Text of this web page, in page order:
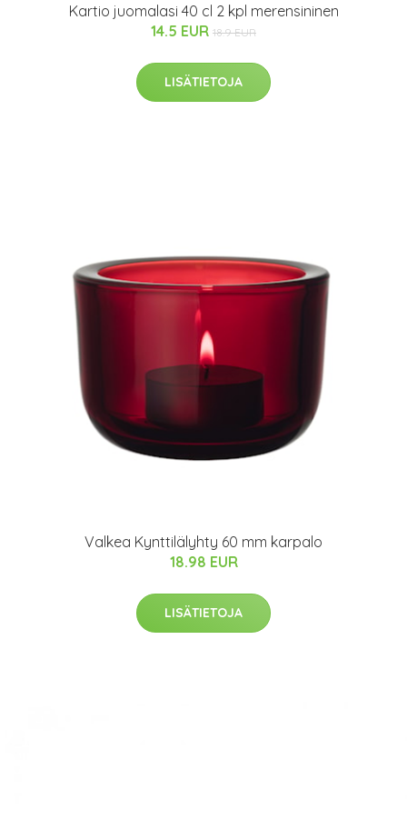
Kartio juomalasi 40 cl 2 kpl merensininen
14.5 EUR 18.9 EUR
LISÄTIETOJA
Valkea Kynttilälyhty 60 mm karpalo
18.98 EUR
LISÄTIETOJA